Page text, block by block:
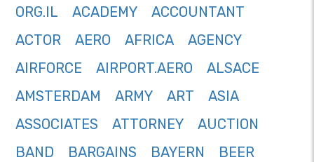
ORG.IL
ACADEMY
ACCOUNTANT
ACTOR
AERO AFRICA
AGENCY
AIRFORCE
AIRPORT.AERO
ALSACE
AMSTERDAM
ARMY ART
ASIA
ASSOCIATES
ATTORNEY
AUCTION
BAND
BARGAINS BAYERN
BEER